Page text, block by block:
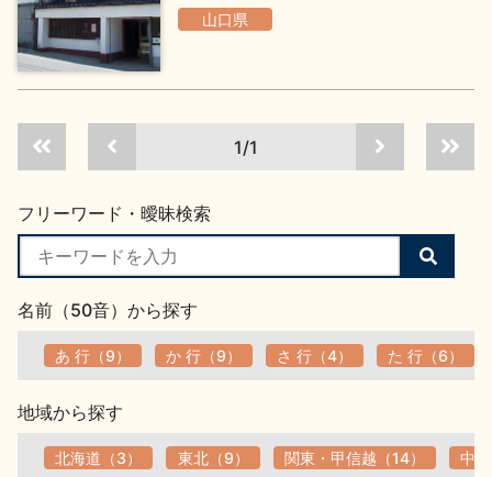
地酒川柳
日本酒の楽しみ方特集
地酒・イベント情報
山口県
1/1
フリーワード・曖昧検索
検
索
名前（50音）から探す
あ 行（9） か 行（9） さ 行（4） た 行（6）
地域から探す
北海道（3） 東北（9） 関東・甲信越（14） 中